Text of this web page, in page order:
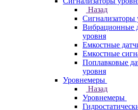
Назад
Сигнализаторы
Вибрационные
уровня
Емкостные
Емкостные
Поплавковые
уровня
Уровнемеры
Назад
Уровнемеры